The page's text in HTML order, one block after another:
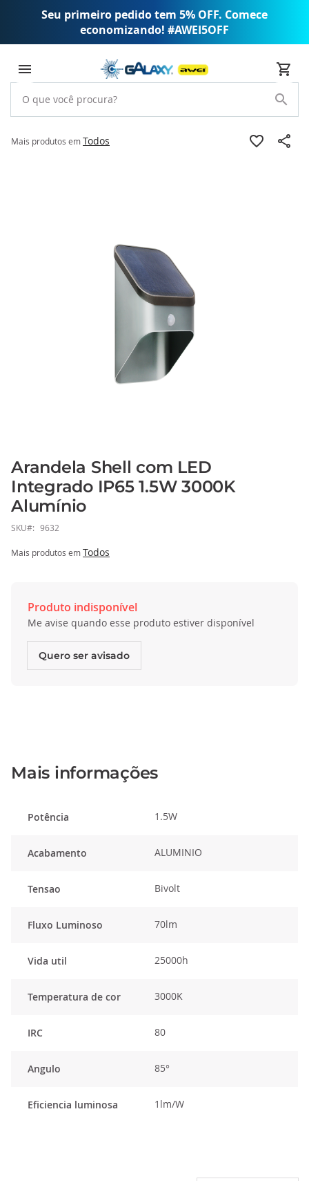
Seu primeiro pedido tem 5% OFF. Comece
economizando! #AWEI5OFF
Mais produtos emTodos
Saltar
para
o
início
da
de
Arandela Shell com LED
Integrado IP65 1.5W 3000K
Alumínio
SKU 9632
Mais produtos emTodos
Produto indisponível
Me avise quando esse produto estiver disponível
Quero ser avisado
Mais informações
Potência 1.5W
Acabamento ALUMINIO
Tensao Bivolt
Fluxo Luminoso 70lm
Vida util 25000h
Temperatura de cor 3000K
IRC 80
Angulo 85°
Eficiencia luminosa 1lm/W